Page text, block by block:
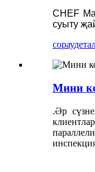
CHEF
суыту
сорау
Мини
.Әр